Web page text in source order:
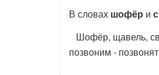
В словах шофёр и
Шофёр, щавель,
позвоним -